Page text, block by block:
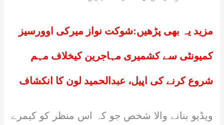
مزید یہ بھی پڑھیں:شوکت نواز میرکی اوورسیز
کمیونٹی سے کشمیری مہاجرین کیخلاف مہم
شروع کرنے کی اپیل، عبدالحمید لون کا انکشاف
ویڈیو بنانے والا شخص جو کہ اس منظر کو کیمرے